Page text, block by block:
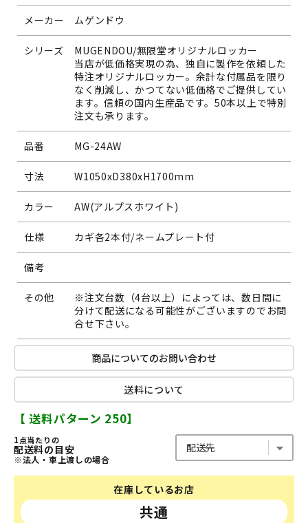
メーカー ムゲンドウ
シリーズ
MUGENDOU/無限堂オリジナルロッカー
当店が低価格実現の為、独自に製作を依頼した
特注オリジナルロッカー。余計な付属品を限り
なく削減し、かつてない低価格でご提供してい
ます。信頼の国内生産品です。50本以上で特別
注文も承ります。
品番 MG-24AW
寸法 W1050xD380xH1700mm
カラー AW(アルプスホワイト)
仕様 カギ各2本付/ネームプレート付
備考
その他
※注文台数（4台以上）によっては、数日間に
分けて配送になる可能性がございますのでお問
合せ下さい。
商品についてのお問い合わせ
送料について
【 送料パターン 250】
1点当たりの
配送料の目安
※法人・車上渡しの場合
在庫しているお店
共通